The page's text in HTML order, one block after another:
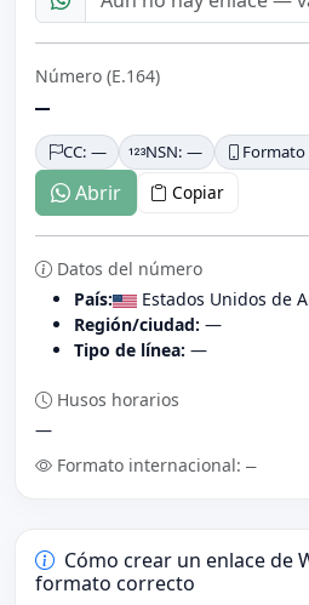
Número (E.164)
—
CC: — NSN: —
Abrir Copiar
Datos del número
País:
Estados Unidos de
Región/ciudad: —
Tipo de línea: —
Husos horarios
—
Formato internacional: —
Cómo crear un enlace de
formato correcto